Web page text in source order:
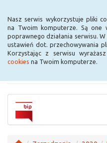
Nasz serwis wykorzystuje pliki
na Twoim komputerze. Są one
poprawnego działania serwisu.
ustawień dot. przechowywania
Korzystając z serwisu
cookies na Twoim komputerze.
Urząd